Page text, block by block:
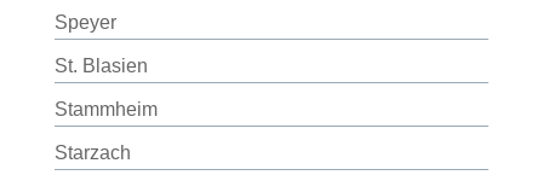
Speyer
St. Blasien
Stammheim
Starzach